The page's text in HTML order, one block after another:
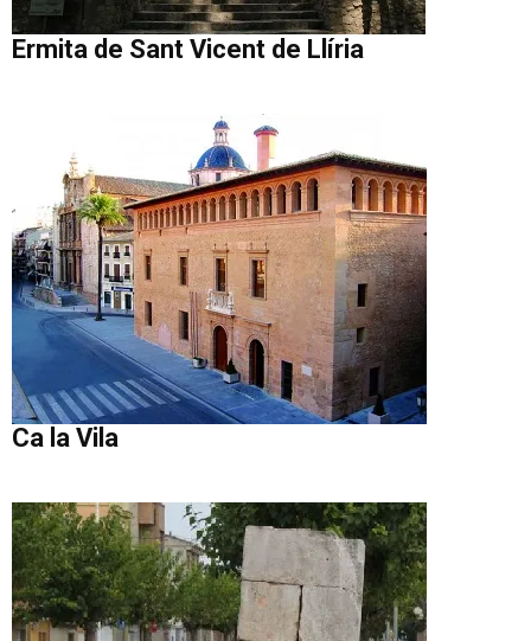
Ermita de Sant Vicent de Llíria
Ca la Vila